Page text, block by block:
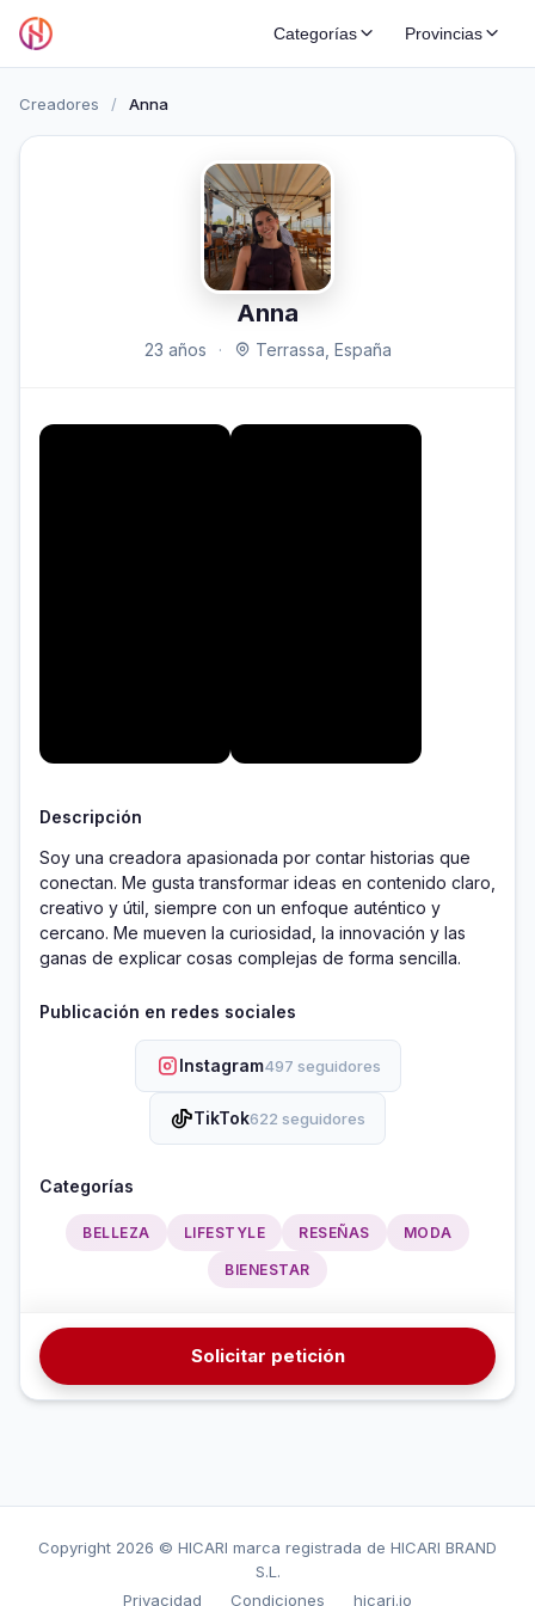
Categorías Provincias
Creadores / Anna
Anna
23 años · Terrassa, España
Descripción
Soy una creadora apasionada por contar historias que
conectan. Me gusta transformar ideas en contenido claro,
creativo y útil, siempre con un enfoque auténtico y
cercano. Me mueven la curiosidad, la innovación y las
Publicación en redes sociales
Instagram497 seguidores
TikTok622 seguidores
Categorías
BELLEZA LIFESTYLE RESEÑAS MODA
BIENESTAR
Solicitar petición
Copyright 2026 © HICARI marca registrada de HICARI BRAND
S.L.
Privacidad
Condiciones hicari.io